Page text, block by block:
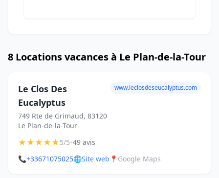
8 Locations vacances à Le Plan-de-la-Tour
Le Clos Des
Eucalyptus
749 Rte de Grimaud, 83120
Le Plan-de-la-Tour
www.leclosdeseucalyptus.com
★★★★★5/5•49 avis
📞+33671075025🌐Site web 📍 Google Maps